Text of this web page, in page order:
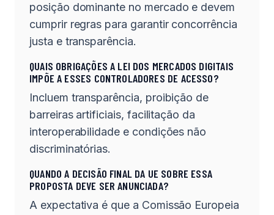
posição dominante no mercado e devem
cumprir regras para garantir concorrência
justa e transparência.
QUAIS OBRIGAÇÕES A LEI DOS MERCADOS DIGITAIS
IMPÕE A ESSES CONTROLADORES DE ACESSO?
Incluem transparência, proibição de
barreiras artificiais, facilitação da
interoperabilidade e condições não
discriminatórias.
QUANDO A DECISÃO FINAL DA UE SOBRE ESSA
PROPOSTA DEVE SER ANUNCIADA?
A expectativa é que a Comissão Europeia